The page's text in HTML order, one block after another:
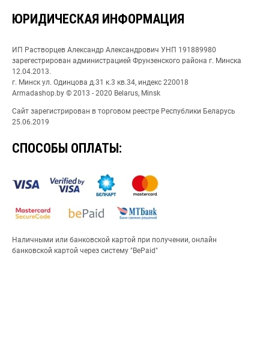
ЮРИДИЧЕСКАЯ ИНФОРМАЦИЯ
ИП Растворцев Александр Александрович УНП 191889980
зарегестрирован администрацией Фрунзенского района г. Минска
12.04.2013.
г. Минск ул. Одинцова д.31 к.3 кв.34, индекс 220018
Armadashop.by © 2013 - 2020 Belarus, Minsk
Сайт зарегистрирован в торговом реестре Республики Беларусь
25.06.2019
СПОСОБЫ ОПЛАТЫ:
Наличными или банковской картой при получении, онлайн
банковской картой через систему "BePaid"